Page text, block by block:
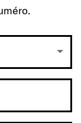
va prendre